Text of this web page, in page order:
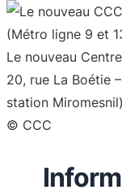
Le nouveau
20, rue La Boétie
station Miromesnil)
© CCC